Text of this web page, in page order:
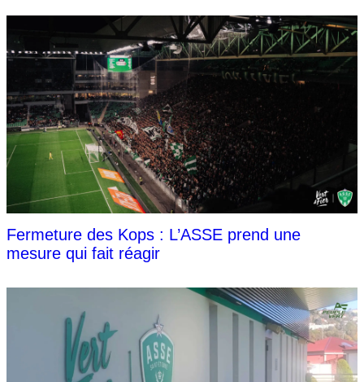
Fermeture des Kops : L’ASSE prend une
mesure qui fait réagir